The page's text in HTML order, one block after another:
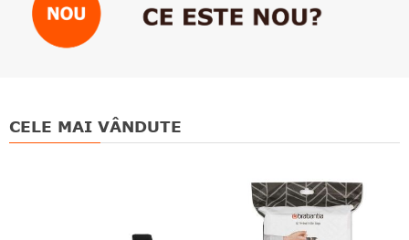
CELE MAI VÂNDUTE